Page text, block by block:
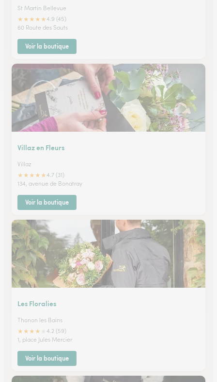
St Martin Bellevue
★★★★★4.9 (45)
60 Route des Sauts
Voir la boutique
Villaz en Fleurs
Villaz
★★★★★4.7 (31)
134, avenue de Bonatray
Voir la boutique
Les Floralies
Thonon les Bains
★★★★
4.2 (59)
1, place Jules Mercier
Voir la boutique